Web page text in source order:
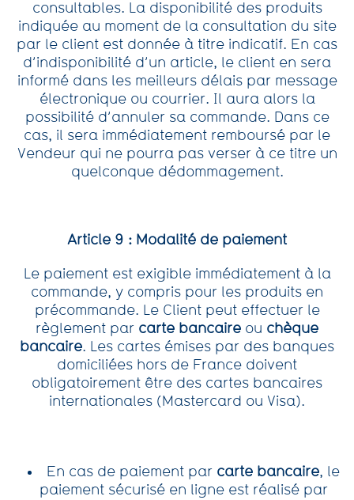
consultables. La disponibilité des produits
indiquée au moment de la consultation du site
par le client est donnée à titre indicatif. En cas
d’indisponibilité d’un article, le client en sera
informé dans les meilleurs délais par message
électronique ou courrier. Il aura alors la
possibilité d’annuler sa commande. Dans ce
cas, il sera immédiatement remboursé par le
Vendeur qui ne pourra pas verser à ce titre un
quelconque dédommagement.
Article 9 : Modalité de paiement
Le paiement est exigible immédiatement à la
commande, y compris pour les produits en
précommande. Le Client peut effectuer le
règlement par carte bancaire ou chèque
bancaire. Les cartes émises par des banques
domiciliées hors de France doivent
obligatoirement être des cartes bancaires
internationales (Mastercard ou Visa).
En cas de paiement par carte bancaire, le
paiement sécurisé en ligne est réalisé par